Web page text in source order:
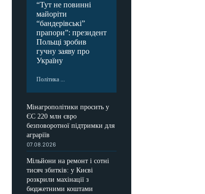
“Тут не повинні
майоріти
“бандерівські”
прапори”: президент
Польщі зробив
гучну заяву про
Україну
Політика ...
Мінагрополітики просить у
ЄС 220 млн євро
безповоротної підтримки для
аграріїв
07.08.2026
Мільйони на ремонт і сотні
тисяч збитків: у Києві
розкрили махінації з
бюджетними коштами